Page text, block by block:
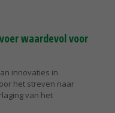
waardevol voor
innovaties in
het streven naar
van het